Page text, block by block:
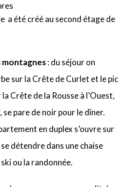
a été créé au second étage de
montagnes: du séjour on
sur la Crête de Curlet et le pic
Crête de la Rousse à l’Ouest,
pare de noir pour le dîner.
en duplex s’ouvre sur
détendre dans une chaise
ou la randonnée.